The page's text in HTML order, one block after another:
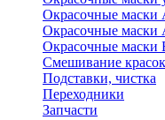
Окрасочные маски
Окрасочные маски
Окрасочные маски
Смешивание красок
Подставки, чистка
Переходники
Запчасти